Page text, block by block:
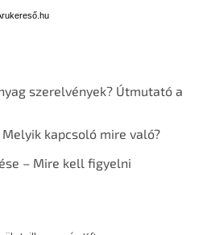
szerelvények? Útmutató a
kapcsoló mire való?
– Mire kell figyelni